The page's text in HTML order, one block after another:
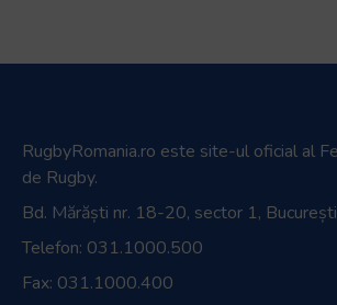
RugbyRomania.ro este site-ul oficial al
de Rugby.
Bd. Mărăști nr. 18-20, sector 1, București
Telefon: 031.1000.500
Fax: 031.1000.400